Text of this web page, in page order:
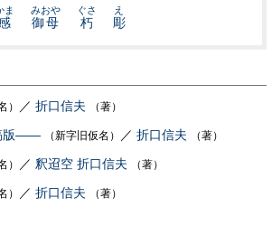
ま
御母
みおや
朽
ぐさ
彫
え
） ／ 折口信夫 （著）
版―― （新字旧仮名） ／ 折口信夫 （著）
） ／ 釈迢空 折口信夫 （著）
） ／ 折口信夫 （著）